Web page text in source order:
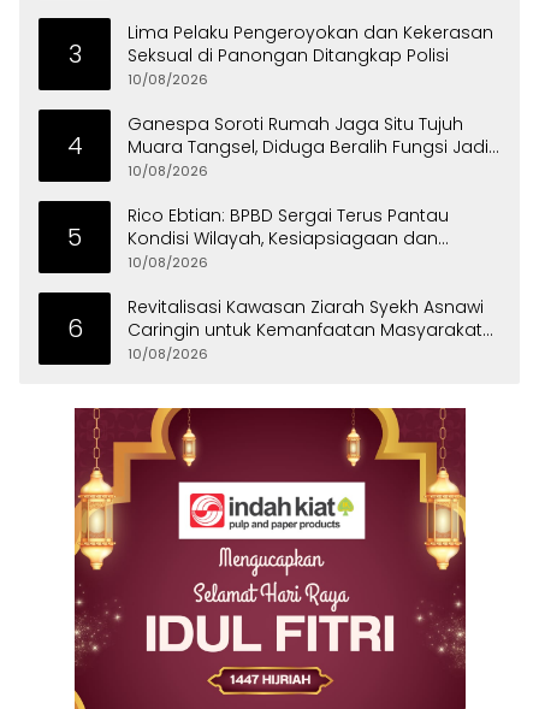
3
Lima Pelaku Pengeroyokan dan Kekerasan
Seksual di Panongan Ditangkap Polisi
10/08/2026
4
Ganespa Soroti Rumah Jaga Situ Tujuh
Muara Tangsel, Diduga Beralih Fungsi Jadi
Tempat Usaha
10/08/2026
5
Rico Ebtian: BPBD Sergai Terus Pantau
Kondisi Wilayah, Kesiapsiagaan dan
Respons Cepat Jadi Prioritas
10/08/2026
6
Revitalisasi Kawasan Ziarah Syekh Asnawi
Caringin untuk Kemanfaatan Masyarakat
dan Menjaga Nilai Sejarah
10/08/2026